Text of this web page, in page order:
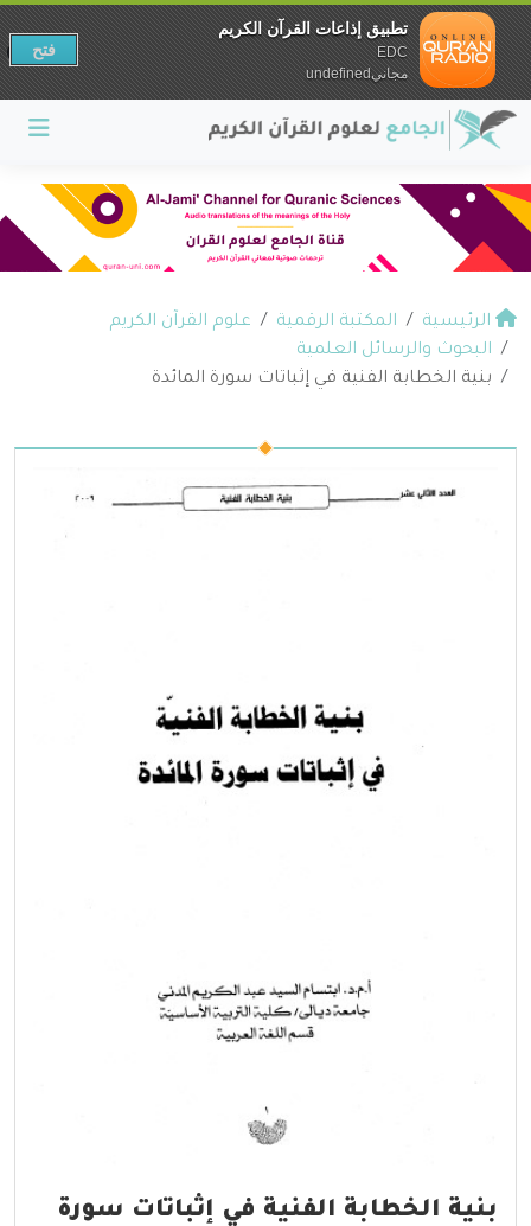
الرئيسية المكتبة الرقمية
علوم القرآن الكريم
البحوث والرسائل العلمية
بنية الخطابة الفنية في إثباتات سورة المائدة
بنية الخطابة الفنية في إثباتات سورة
تطبيق إذاعات القرآن الكريم
EDC
مجانيundefined
فتح